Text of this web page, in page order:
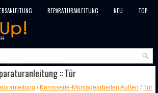
REPARATURANLEITUNG NEU
TOP
:: Tür
/ Karosserie-Montagearbeiten Außen / Tür